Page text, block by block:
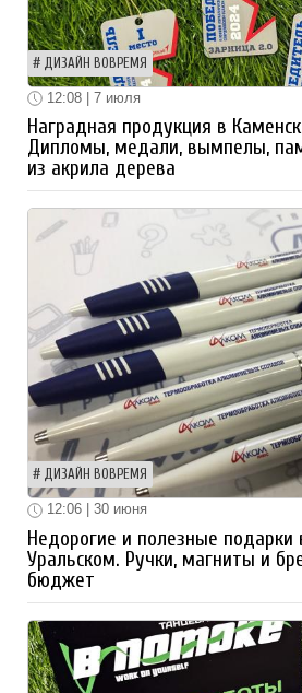
ДИЗАЙН ВОВРЕМЯ
12:08 | 7 июля
Наградная продукция в
Дипломы, медали, вымпелы,
из акрила дерева
ДИЗАЙН ВОВРЕМЯ
12:06 | 30 июня
Недорогие и полезные подарки
Уральском. Ручки, магниты и
бюджет